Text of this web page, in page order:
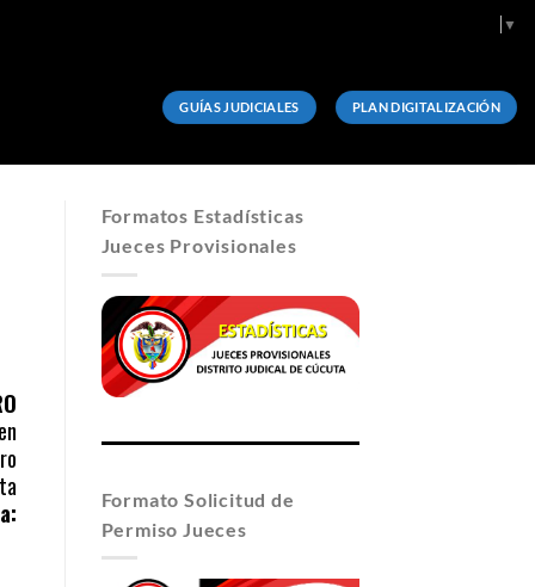
▼
GUÍAS JUDICIALES PLAN DIGITALIZACIÓN
Formatos Estadísticas
Jueces Provisionales
Formato Solicitud de
Permiso Jueces